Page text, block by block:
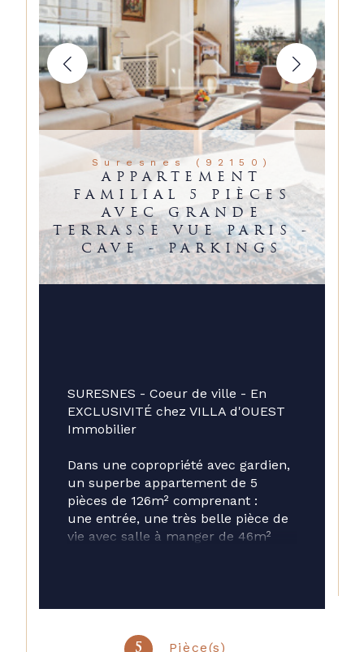
Suresnes (92150)
APPARTEMENT
FAMILIAL 5 PIÈCES
AVEC GRANDE
TERRASSE VUE PARIS -
CAVE - PARKINGS
5 Pièce(s)
SURESNES - Coeur de ville - En
EXCLUSIVITÉ chez VILLA d'OUEST
Immobilier
Dans une copropriété avec gardien,
un superbe appartement de 5
pièces de 126m² comprenant :
une entrée, une très belle pièce de
vie avec salle à manger de 46m²
une cuisine séparée, trois
de bains avec WC, une salle d'eau